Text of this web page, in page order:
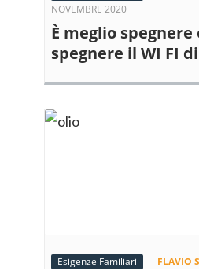
NOVEMBRE 2020
È meglio spegnere
spegnere il WI FI
Esigenze Familiari FLAVIO